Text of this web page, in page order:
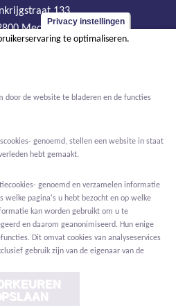
133
Mechelen
15 569 965
0466.256.432
Privacy instellingen
te optimaliseren.
door de website te bladeren en de functies
genoemd, stellen een website in staat
hebt gemaakt.
genoemd en verzamelen informatie
welke pagina's u hebt bezocht en op welke
kan worden gebruikt om u te
en daarom geanonimiseerd. Hun enige
Dit omvat cookies van analyseservices
gebruik zijn van de eigenaar van de